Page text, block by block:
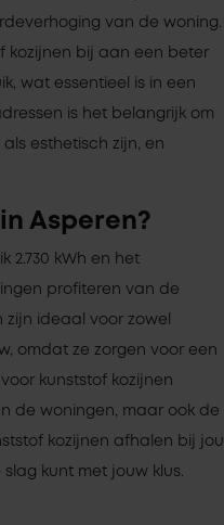
van de woning.
kozijnen bij aan een beter
wat essentieel is in een
is het belangrijk om
esthetisch zijn, en
Asperen?
2.730 kWh en het
profiteren van de
zijn ideaal voor zowel
omdat ze zorgen voor een
kunststof kozijnen
de woningen, maar ook de
kozijnen afhalen bij jou
kunt met jouw klus.